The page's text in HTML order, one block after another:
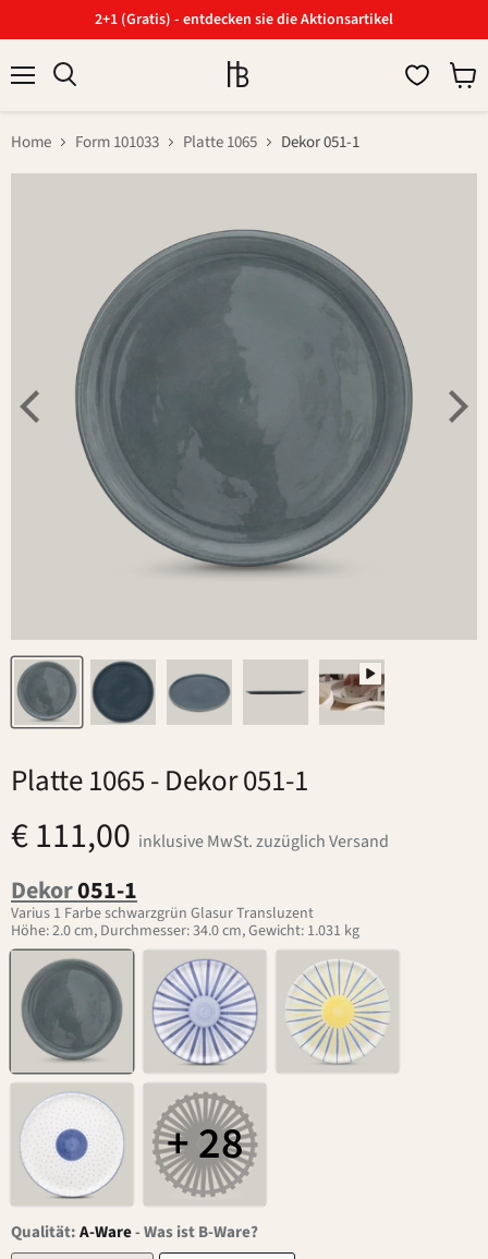
2+1 (Gratis) - entdecken sie die Aktionsartikel
Home Form 101033 Platte 1065 Dekor 051-1
Platte 1065- Dekor 051-1
€ 111,00 inklusive MwSt. zuzüglich Versand
Dekor051-1
Varius 1 Farbe schwarzgrün Glasur Transluzent
Höhe: 2.0 cm, Durchmesser: 34.0 cm, Gewicht: 1.031 kg
+ 28
Qualität:A-Ware-Was ist B-Ware?